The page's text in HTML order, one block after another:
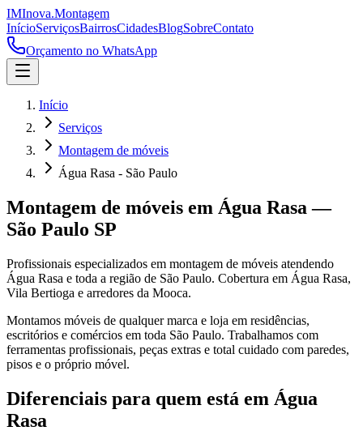
IMInova.Montagem
InícioServiçosBairrosCidadesBlogSobreContato
Orçamento no WhatsApp
Início
Serviços
Montagem de móveis
Água Rasa - São Paulo
Montagem de móveis em Água Rasa —
São Paulo SP
Profissionais especializados em montagem de móveis atendendo
Água Rasa e toda a região de São Paulo. Cobertura em Água Rasa,
Vila Bertioga e arredores da Mooca.
Montamos móveis de qualquer marca e loja em residências,
escritórios e comércios em toda São Paulo. Trabalhamos com
ferramentas profissionais, peças extras e total cuidado com paredes,
pisos e o próprio móvel.
Diferenciais para quem está em Água
Rasa